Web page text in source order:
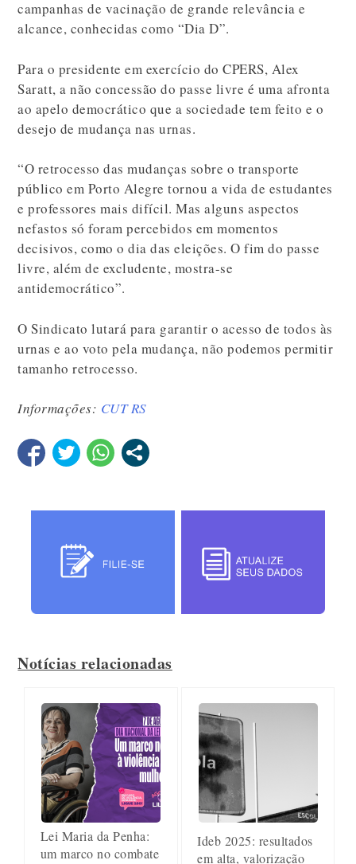
campanhas de vacinação de grande relevância e
alcance, conhecidas como “Dia D”.
Para o presidente em exercício do CPERS, Alex
Saratt, a não concessão do passe livre é uma afronta
ao apelo democrático que a sociedade tem feito e o
desejo de mudança nas urnas.
“O retrocesso das mudanças sobre o transporte
público em Porto Alegre tornou a vida de estudantes
e professores mais difícil. Mas alguns aspectos
nefastos só foram percebidos em momentos
decisivos, como o dia das eleições. O fim do passe
livre, além de excludente, mostra-se
antidemocrático”.
O Sindicato lutará para garantir o acesso de todos às
urnas e ao voto pela mudança, não podemos permitir
tamanho retrocesso.
Informações: CUT RS
Notícias relacionadas
Lei Maria da Penha:
um marco no combate
Ideb 2025: resultados
em alta, valorização